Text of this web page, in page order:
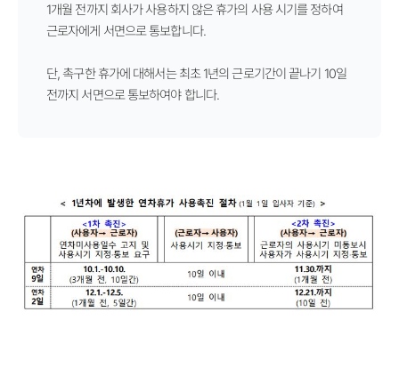
1개월 전까지 회사가 사용하지 않은 휴가의 사용 시기를 정하여
근로자에게 서면으로 통보합니다.
단, 촉구한 휴가에 대해서는 최초 1년의 근로기간이 끝나기 10일
전까지 서면으로 통보하여야 합니다.